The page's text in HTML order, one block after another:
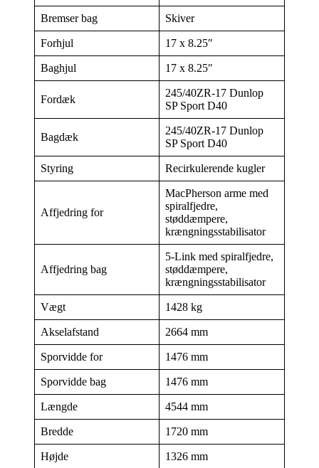
Bremser bag Skiver
Forhjul 17 x 8.25″
Baghjul 17 x 8.25″
Fordæk
245/40ZR-17 Dunlop
SP Sport D40
Bagdæk
245/40ZR-17 Dunlop
SP Sport D40
Styring Recirkulerende kugler
Affjedring for
MacPherson arme med
spiralfjedre,
støddæmpere,
krængningsstabilisator
Affjedring bag
5-Link med spiralfjedre,
støddæmpere,
krængningsstabilisator
Vægt 1428 kg
Akselafstand 2664 mm
Sporvidde for 1476 mm
Sporvidde bag 1476 mm
Længde 4544 mm
Bredde 1720 mm
Højde 1326 mm